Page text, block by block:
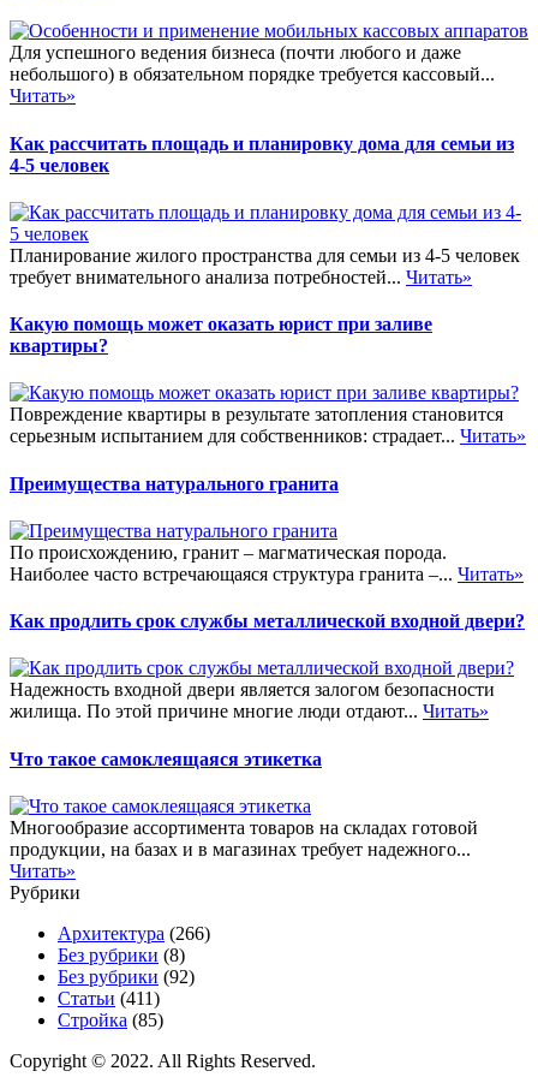
Для успешного ведения бизнеса (почти любого и даже
небольшого) в обязательном порядке требуется кассовый...
Читать»
Как рассчитать площадь и планировку дома для семьи из
4-5 человек
Планирование жилого пространства для семьи из 4-5 человек
требует внимательного анализа потребностей... Читать»
Какую помощь может оказать юрист при заливе
квартиры?
Повреждение квартиры в результате затопления становится
серьезным испытанием для собственников: страдает... Читать»
Преимущества натурального гранита
По происхождению, гранит – магматическая порода.
Наиболее часто встречающаяся структура гранита –... Читать»
Как продлить срок службы металлической входной двери?
Надежность входной двери является залогом безопасности
жилища. По этой причине многие люди отдают... Читать»
Что такое самоклеящаяся этикетка
Многообразие ассортимента товаров на складах готовой
продукции, на базах и в магазинах требует надежного...
Читать»
Рубрики
Архитектура (266)
Без рубрики (8)
Без рубрики (92)
Статьи (411)
Стройка (85)
Copyright © 2022. All Rights Reserved.